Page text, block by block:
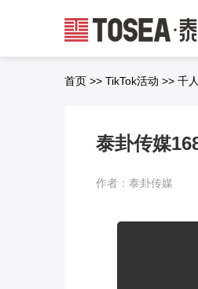
首页 >> TikTok活动 >> 千
泰卦传媒
作者：泰卦传媒